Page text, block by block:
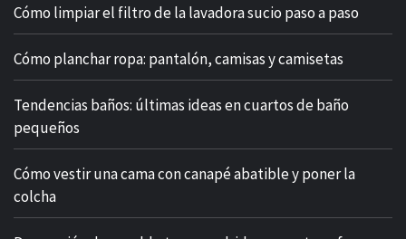
Cómo limpiar el filtro de la lavadora sucio paso a paso
Cómo planchar ropa: pantalón, camisas y camisetas
Tendencias baños: últimas ideas en cuartos de baño
pequeños
Cómo vestir una cama con canapé abatible y poner la
colcha